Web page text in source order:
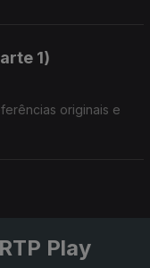
1)
originais e
RTP Play